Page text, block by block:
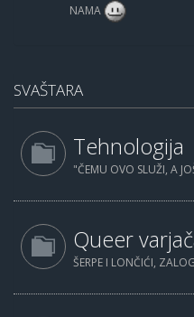
NAMA
SVAŠTARA
Tehnologija
"ČEMU OVO SLUŽI, A
Queer
ŠERPE I LONČIĆI,